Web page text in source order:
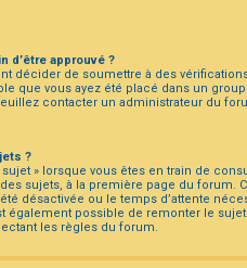
d’être approuvé ?
décider de soumettre à des
que vous ayez été placé dans un
contacter un administrateur du
?
» lorsque vous êtes en train de
sujets, à la première page du forum.
désactivée ou le temps d’attente
également possible de remonter le
les règles du forum.